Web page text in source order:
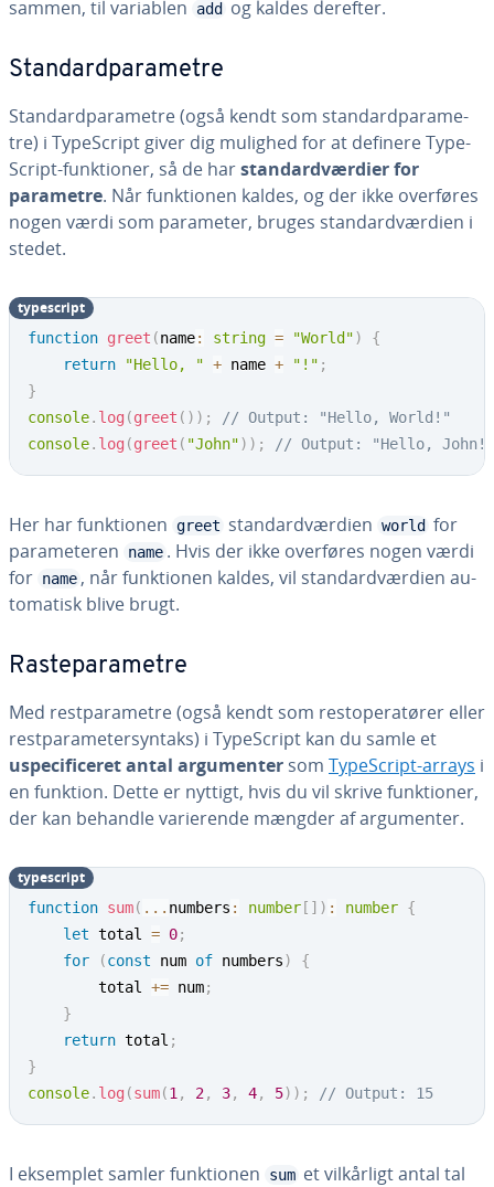
sammen, til variablen add og kaldes derefter.
Stan­dard­pa­ra­me­tre
Stan­dard­pa­ra­me­tre (også kendt som stan­dard­pa­ra­me­
tre) i Ty­pe­Script giver dig mulighed for at definere Ty­pe­
Script-funk­tio­ner, så de harstan­dard­vær­di­er for
parametre. Når funk­tio­nen kaldes, og der ikke overføres
nogen værdi som parameter, bruges stan­dard­vær­di­en i
stedet.
function greet (name: string = "World")
{
return
"Hello, " + name + "!" ;
}
console. log (greet ( ) ) ;
// Output: "Hello, World!"
console. log (greet ( "John") ) ; // Output: "Hello, John!"
ty­pe­script
Her har funk­tio­nen greet stan­dard­vær­di­en world for
pa­ra­me­te­ren
name . Hvis der ikke overføres nogen værdi
for name , når funk­tio­nen kaldes, vil stan­dard­vær­di­en au­
to­ma­tisk blive brugt.
Ra­ste­pa­ra­me­tre
Med re­st­pa­ra­me­tre (også kendt som re­sto­pe­ra­tø­rer eller
re­st­pa­ra­me­ter­syn­taks) i Ty­pe­Script kan du samle et
uspe­ci­fi­ce­ret antal ar­gu­men­ter som Ty­pe­Script-arrays i
en funktion. Dette er nyttigt, hvis du vil skrive funk­tio­ner,
der kan behandle va­ri­e­ren­de mængder af ar­gu­men­ter.
function sum( ... numbers : number [ ] ) : number {
let total = 0;
for
(const num of numbers)
{
        total
+= num;
}
return total ;
}
console. log (sum(1 , 2, 3, 4, 5) ) ; // Output: 15
ty­pe­script
I eksemplet samler funk­tio­nen sum et vil­kår­ligt antal tal